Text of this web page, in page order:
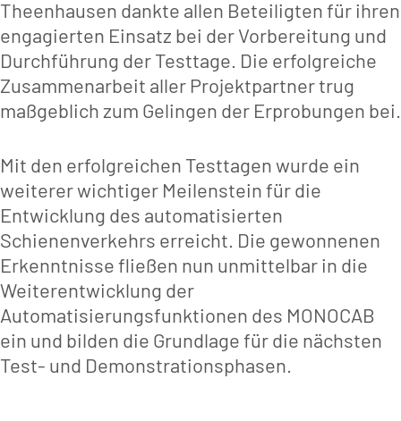
Theenhausen dankte allen Beteiligten für ihren
engagierten Einsatz bei der Vorbereitung und
Durchführung der Testtage. Die erfolgreiche
Zusammenarbeit aller Projektpartner trug
maßgeblich zum Gelingen der Erprobungen bei.
Mit den erfolgreichen Testtagen wurde ein
weiterer wichtiger Meilenstein für die
Entwicklung des automatisierten
Schienenverkehrs erreicht. Die gewonnenen
Erkenntnisse fließen nun unmittelbar in die
Weiterentwicklung der
Automatisierungsfunktionen des MONOCAB
ein und bilden die Grundlage für die nächsten
Test- und Demonstrationsphasen.